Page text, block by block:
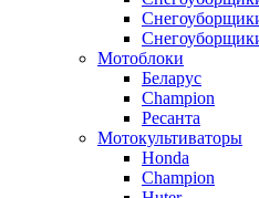
Мотоблоки
Беларус
Champion
Ресанта
Мотокультиваторы
Honda
Champion